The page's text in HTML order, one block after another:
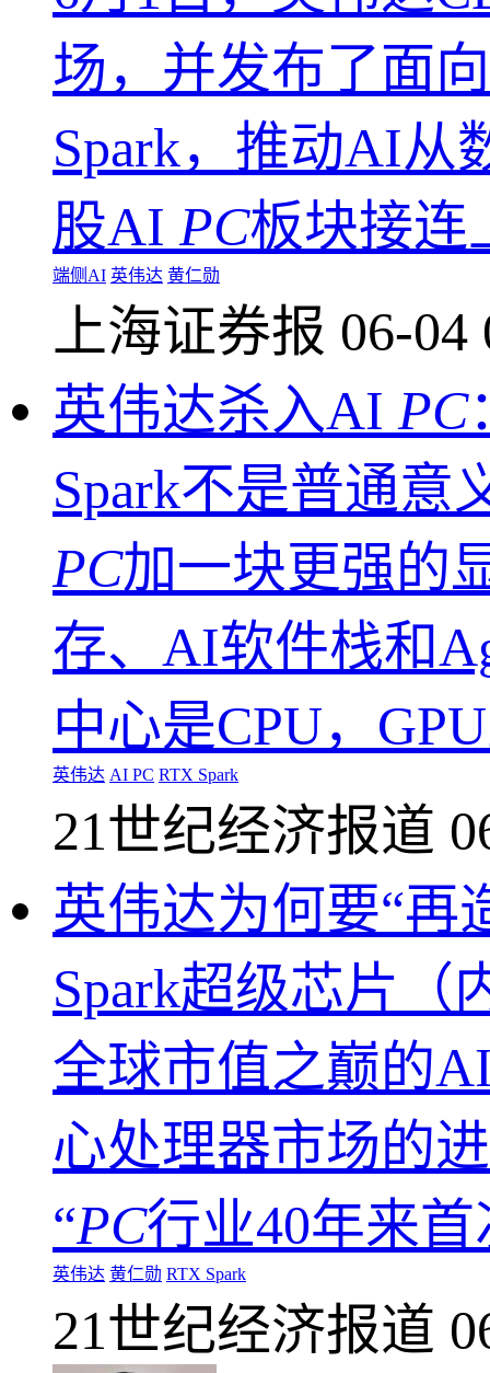
场，并发布了面
Spark，推动AI从
股AI PC板块接连
端侧AI 英伟达 黄仁勋
上海证券报 06-04
英伟达杀入AI PC
Spark不是普通意
PC加一块更强的
存、AI软件栈和
中心是CPU，
英伟达 AI PC RTX Spark
21世纪经济报道
英伟达为何要“再
Spark超级芯片（
全球市值之巅的
心处理器市场的
“PC行业40年来
英伟达 黄仁勋 RTX Spark
21世纪经济报道